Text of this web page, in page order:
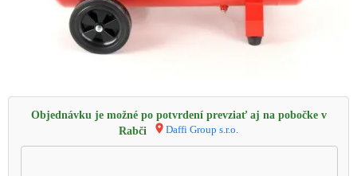
Objednávku je možné po potvrdení prevziať aj na pobočke v
Rabči
Daffi Group s.r.o.